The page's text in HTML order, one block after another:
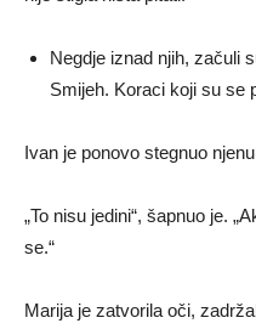
Negdje iznad njih, začuli
Smijeh. Koraci koji su se
Ivan je ponovo stegnuo
„To nisu jedini“, šapnuo je.
se.“
Marija je zatvorila oči,